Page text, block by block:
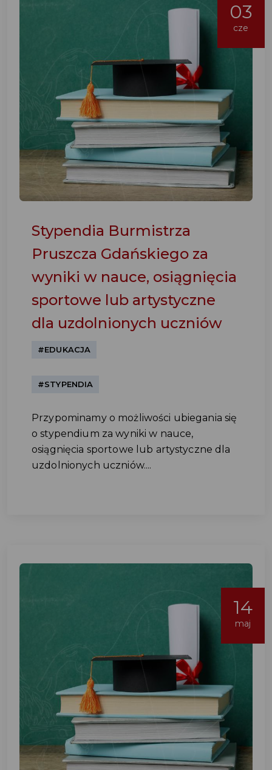
03
cze
Stypendia Burmistrza
Pruszcza Gdańskiego za
wyniki w nauce, osiągnięcia
sportowe lub artystyczne
dla uzdolnionych uczniów
#EDUKACJA
#STYPENDIA
Przypominamy o możliwości ubiegania się
o stypendium za wyniki w nauce,
osiągnięcia sportowe lub artystyczne dla
uzdolnionych uczniów....
14
maj